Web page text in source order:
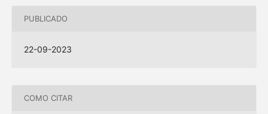
PUBLICADO
22-09-2023
COMO CITAR